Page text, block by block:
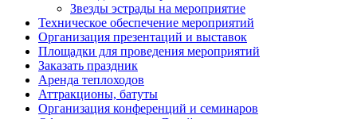
Звезды эстрады на мероприятие
Техническое обеспечение мероприятий
Организация презентаций и выставок
Площадки для проведения мероприятий
Заказать праздник
Аренда теплоходов
Аттракционы, батуты
Организация конференций и семинаров